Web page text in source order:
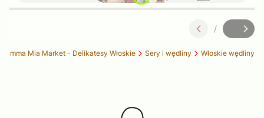
Slajd
/
z
Mia Market - Delikatesy Włoskie Sery i wędliny Włoskie wędliny